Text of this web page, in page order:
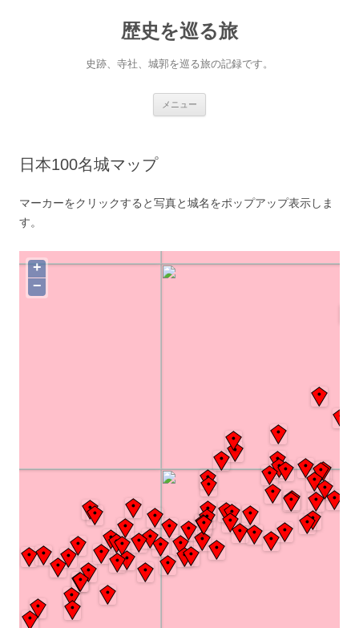
歴史を巡る旅
史跡、寺社、城郭を巡る旅の記録です。
メニュー
日本100名城マップ
マーカーをクリックすると写真と城名をポップアップ表示しま
す。
+
−